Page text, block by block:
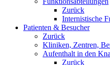
Zurück
Internistische
Patienten & Besucher
Zurück
Kliniken, Zentren,
Aufenthalt in den
Zurück